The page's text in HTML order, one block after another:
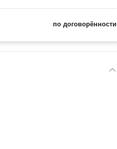
по договорённости